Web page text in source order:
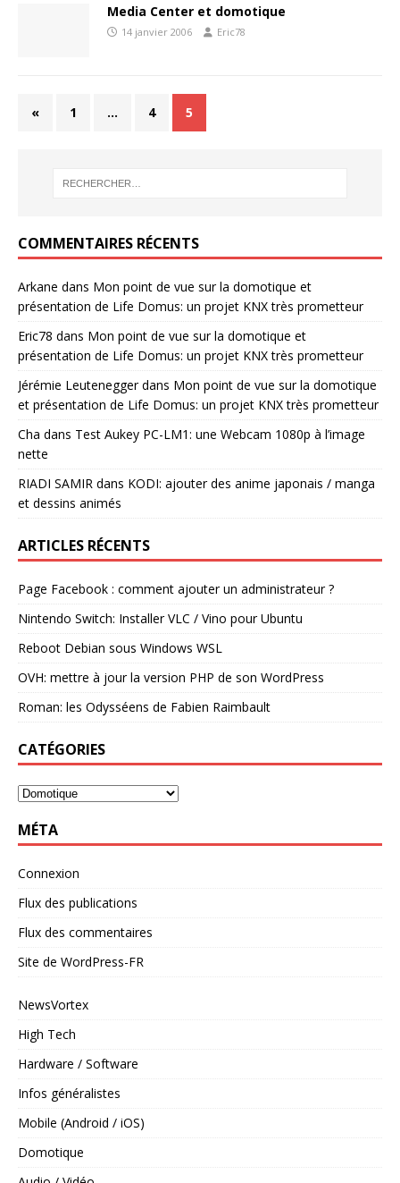
Media Center et domotique
14 janvier 2006 Eric78
« 1 … 4 5
COMMENTAIRES RÉCENTS
Arkane dans Mon point de vue sur la domotique et
présentation de Life Domus: un projet KNX très prometteur
Eric78 dans Mon point de vue sur la domotique et
présentation de Life Domus: un projet KNX très prometteur
Jérémie Leuteneggerdans Mon point de vue sur la domotique
et présentation de Life Domus: un projet KNX très prometteur
Cha dans Test Aukey PC-LM1: une Webcam 1080p à l’image
nette
RIADI SAMIR dans KODI: ajouter des anime japonais / manga
et dessins animés
ARTICLES RÉCENTS
Page Facebook : comment ajouter un administrateur ?
Nintendo Switch: Installer VLC / Vino pour Ubuntu
Reboot Debian sous Windows WSL
OVH: mettre à jour la version PHP de son WordPress
Roman: les Odysséens de Fabien Raimbault
CATÉGORIES
MÉTA
Connexion
Flux des publications
Flux des commentaires
Site de WordPress-FR
NewsVortex
High Tech
Hardware / Software
Infos généralistes
Mobile (Android / iOS)
Domotique